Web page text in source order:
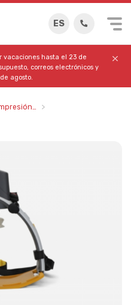
ES
vacaciones hasta el 23 de
correos electrónicos y
agosto.